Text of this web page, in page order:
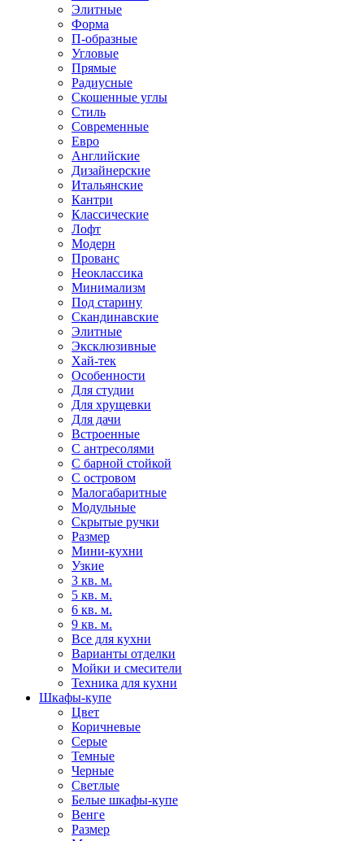
Элитные
Форма
П-образные
Угловые
Прямые
Радиусные
Скошенные углы
Стиль
Современные
Евро
Английские
Дизайнерские
Итальянские
Кантри
Классические
Лофт
Модерн
Прованс
Неоклассика
Минимализм
Под старину
Скандинавские
Элитные
Эксклюзивные
Хай-тек
Особенности
Для студии
Для хрущевки
Для дачи
Встроенные
С антресолями
С барной стойкой
С островом
Малогабаритные
Модульные
Скрытые ручки
Размер
Мини-кухни
Узкие
3 кв. м.
5 кв. м.
6 кв. м.
9 кв. м.
Все для кухни
Варианты отделки
Мойки и смесители
Техника для кухни
Шкафы-купе
Цвет
Коричневые
Серые
Темные
Черные
Светлые
Белые шкафы-купе
Венге
Размер